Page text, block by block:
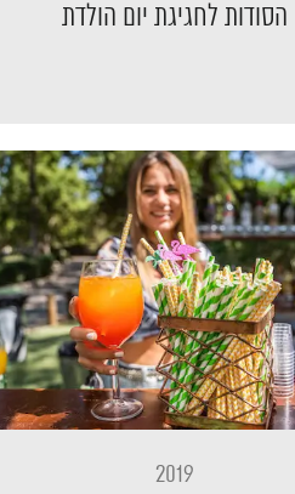
הסודות לחגיגת יום הולדת
2019